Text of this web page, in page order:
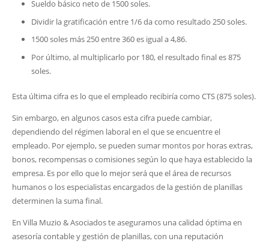
Sueldo básico neto de 1500 soles.
Dividir la gratificación entre 1/6 da como resultado 250 soles.
1500 soles más 250 entre 360 es igual a 4,86.
Por último, al multiplicarlo por 180, el resultado final es 875
soles.
Esta última cifra es lo que el empleado recibiría como CTS (875 soles).
Sin embargo, en algunos casos esta cifra puede cambiar,
dependiendo del régimen laboral en el que se encuentre el
empleado. Por ejemplo, se pueden sumar montos por horas extras,
bonos, recompensas o comisiones según lo que haya establecido la
empresa. Es por ello que lo mejor será que el área de recursos
humanos o los especialistas encargados de la gestión de planillas
determinen la suma final.
En Villa Muzio & Asociados te aseguramos una calidad óptima en
asesoría contable y gestión de planillas, con una reputación